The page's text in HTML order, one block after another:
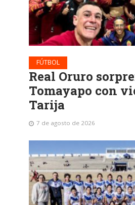
FÚTBOL
Real Oruro
Tomayapo con
Tarija
7 de agosto de 2026